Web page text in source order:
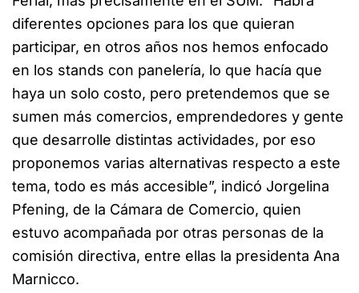
diferentes opciones para los que quieran
participar, en otros años nos hemos enfocado
en los stands con panelería, lo que hacía que
haya un solo costo, pero pretendemos que se
sumen más comercios, emprendedores y gente
que desarrolle distintas actividades, por eso
proponemos varias alternativas respecto a este
tema, todo es más accesible”, indicó Jorgelina
Pfening, de la Cámara de Comercio, quien
estuvo acompañada por otras personas de la
comisión directiva, entre ellas la presidenta Ana
Marnicco.